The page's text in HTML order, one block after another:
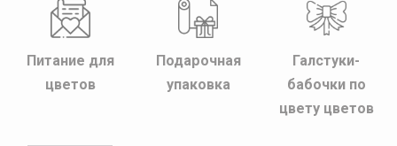
Питание для
цветов
Подарочная
упаковка
Галстуки-
бабочки по
цвету цветов